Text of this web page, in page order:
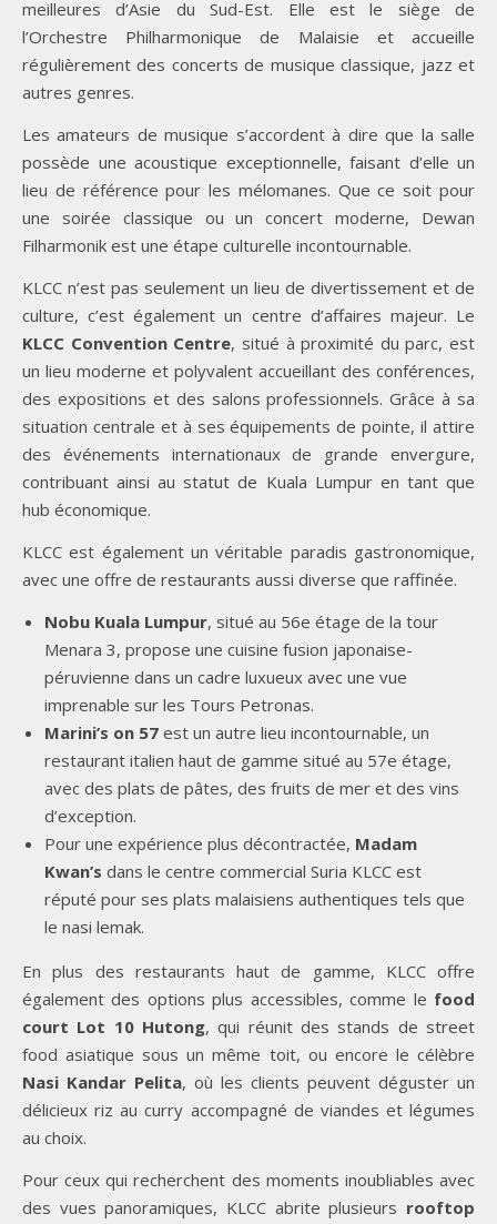
meilleures d’Asie du Sud-Est. Elle est le siège de
l’Orchestre Philharmonique de Malaisie et accueille
régulièrement des concerts de musique classique, jazz et
autres genres.
Les amateurs de musique s’accordent à dire que la salle
possède une acoustique exceptionnelle, faisant d’elle un
lieu de référence pour les mélomanes. Que ce soit pour
une soirée classique ou un concert moderne, Dewan
Filharmonik est une étape culturelle incontournable.
KLCC n’est pas seulement un lieu de divertissement et de
culture, c’est également un centre d’affaires majeur. Le
KLCC Convention Centre, situé à proximité du parc, est
un lieu moderne et polyvalent accueillant des conférences,
des expositions et des salons professionnels. Grâce à sa
situation centrale et à ses équipements de pointe, il attire
des événements internationaux de grande envergure,
contribuant ainsi au statut de Kuala Lumpur en tant que
hub économique.
KLCC est également un véritable paradis gastronomique,
avec une offre de restaurants aussi diverse que raffinée.
Nobu Kuala Lumpur, situé au 56e étage de la tour
Menara 3, propose une cuisine fusion japonaise-
péruvienne dans un cadre luxueux avec une vue
imprenable sur les Tours Petronas.
Marini’s on 57 est un autre lieu incontournable, un
restaurant italien haut de gamme situé au 57e étage,
avec des plats de pâtes, des fruits de mer et des vins
d’exception.
Pour une expérience plus décontractée, Madam
Kwan’s dans le centre commercial Suria KLCC est
réputé pour ses plats malaisiens authentiques tels que
le nasi lemak.
En plus des restaurants haut de gamme, KLCC offre
également des options plus accessibles, comme le food
court Lot 10 Hutong, qui réunit des stands de street
food asiatique sous un même toit, ou encore le célèbre
Nasi Kandar Pelita, où les clients peuvent déguster un
délicieux riz au curry accompagné de viandes et légumes
au choix.
Pour ceux qui recherchent des moments inoubliables avec
des vues panoramiques, KLCC abrite plusieurs rooftop